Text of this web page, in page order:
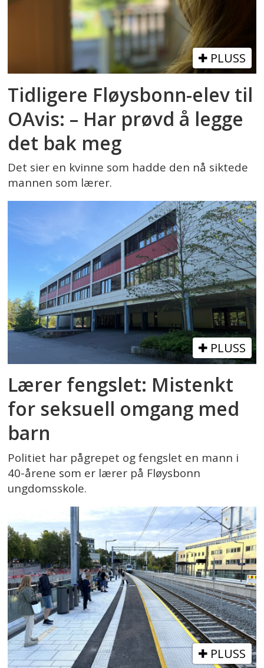
PLUSS
Tidligere Fløysbonn-elev til
OAvis: – Har prøvd å legge
det bak meg
Det sier en kvinne som hadde den nå siktede
mannen som lærer.
PLUSS
Lærer fengslet: Mistenkt
for seksuell omgang med
barn
Politiet har pågrepet og fengslet en mann i
40-årene som er lærer på Fløysbonn
ungdomsskole.
PLUSS